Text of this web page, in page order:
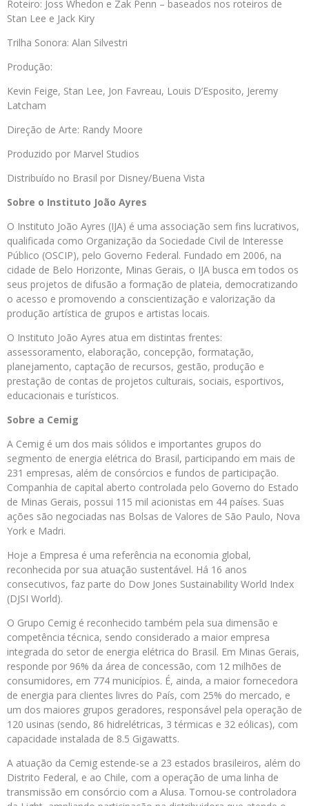
Roteiro: Joss Whedon e Zak Penn – baseados nos roteiros de
Stan Lee e Jack Kiry
Trilha Sonora: Alan Silvestri
Produção:
Kevin Feige, Stan Lee, Jon Favreau, Louis D’Esposito, Jeremy
Latcham
Direção de Arte: Randy Moore
Produzido por Marvel Studios
Distribuído no Brasil por Disney/Buena Vista
Sobre o Instituto João Ayres
O Instituto João Ayres (IJA) é uma associação sem fins lucrativos,
qualificada como Organização da Sociedade Civil de Interesse
Público (OSCIP), pelo Governo Federal. Fundado em 2006, na
cidade de Belo Horizonte, Minas Gerais, o IJA busca em todos os
seus projetos de difusão a formação de plateia, democratizando
o acesso e promovendo a conscientização e valorização da
produção artística de grupos e artistas locais.
O Instituto João Ayres atua em distintas frentes:
assessoramento, elaboração, concepção, formatação,
planejamento, captação de recursos, gestão, produção e
prestação de contas de projetos culturais, sociais, esportivos,
educacionais e turísticos.
Sobre a Cemig
A Cemig é um dos mais sólidos e importantes grupos do
segmento de energia elétrica do Brasil, participando em mais de
231 empresas, além de consórcios e fundos de participação.
Companhia de capital aberto controlada pelo Governo do Estado
de Minas Gerais, possui 115 mil acionistas em 44 países. Suas
ações são negociadas nas Bolsas de Valores de São Paulo, Nova
York e Madri.
Hoje a Empresa é uma referência na economia global,
reconhecida por sua atuação sustentável. Há 16 anos
consecutivos, faz parte do Dow Jones Sustainability World Index
(DJSI World).
O Grupo Cemig é reconhecido também pela sua dimensão e
competência técnica, sendo considerado a maior empresa
integrada do setor de energia elétrica do Brasil. Em Minas Gerais,
responde por 96% da área de concessão, com 12 milhões de
consumidores, em 774 municípios. É, ainda, a maior fornecedora
de energia para clientes livres do País, com 25% do mercado, e
um dos maiores grupos geradores, responsável pela operação de
120 usinas (sendo, 86 hidrelétricas, 3 térmicas e 32 eólicas), com
capacidade instalada de 8.5 Gigawatts.
A atuação da Cemig estende-se a 23 estados brasileiros, além do
Distrito Federal, e ao Chile, com a operação de uma linha de
transmissão em consórcio com a Alusa. Tornou-se controladora